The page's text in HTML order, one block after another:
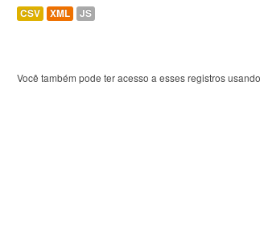
CSV XML JS
Você também pode ter acesso a esses registros